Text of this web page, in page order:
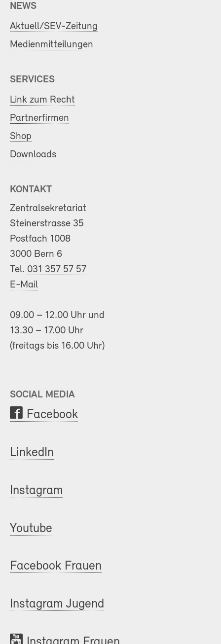
NEWS
Aktuell/SEV-Zeitung
Medienmitteilungen
SERVICES
Link zum Recht
Partnerfirmen
Shop
Downloads
KONTAKT
Zentralsekretariat
Steinerstrasse 35
Postfach 1008
3000 Bern 6
Tel. 031 357 57 57
E-Mail
09.00 – 12.00 Uhr und
13.30 – 17.00 Uhr
(freitags bis 16.00 Uhr)
SOCIAL MEDIA
Facebook
LinkedIn
Instagram
Youtube
Facebook Frauen
Instagram Jugend